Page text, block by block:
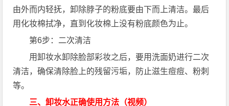
由外而内轻抚，卸除脖子的粉底要由下而上清洁。最后
用化妆棉拭净，直到化妆棉上没有粉底颜色为止。
第6步：二次清洁
用卸妆水卸除脸部彩妆之后，要用洗面奶进行二次
清洁，确保清除脸上的残留污垢，防止滋生痘痘、粉刺
等。
三、卸妆水正确使用方法（视频）